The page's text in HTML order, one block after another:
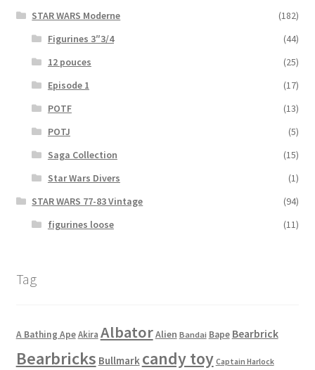
STAR WARS Moderne
(182)
Figurines 3″3/4
(44)
12 pouces
(25)
Episode 1
(17)
POTF
(13)
POTJ
(5)
Saga Collection
(15)
Star Wars Divers
(1)
STAR WARS 77-83 Vintage
(94)
figurines loose
(11)
Tag
A Bathing Ape Akira AlbatorAlien Bandai Bape Bearbrick
Bearbricks Bullmark candy toy Captain Harlock